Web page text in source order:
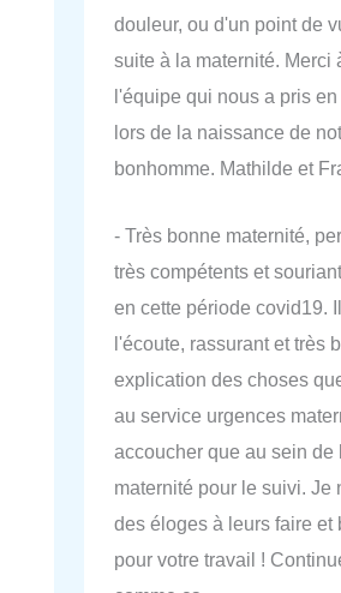
douleur, ou d'un point de
suite à la maternité. Merci
l'équipe qui nous a pris en
lors de la naissance de
bonhomme. Mathilde et
- Très bonne maternité,
très compétents et
en cette période covid19.
l'écoute, rassurant et très
explication des choses
au service urgences
accoucher que au sein de
maternité pour le suivi. Je
des éloges à leurs faire et
pour votre travail !